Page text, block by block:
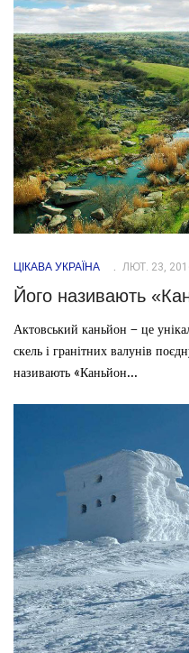
ЦІКАВА УКРАЇНА ЛЮТ. 23,
Його називають
Актовський каньйон – це
скель і гранітних валунів
називають «Каньйон...